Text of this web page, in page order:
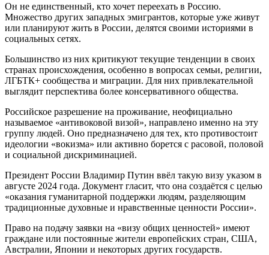
Он не единственный, кто хочет переехать в Россию.
Множество других западных эмигрантов, которые уже живут
или планируют жить в России, делятся своими историями в
социальных сетях.
Большинство из них критикуют текущие тенденции в своих
странах происхождения, особенно в вопросах семьи, религии,
ЛГБТК+ сообщества и миграции. Для них привлекательной
выглядит перспектива более консервативного общества.
Российское разрешение на проживание, неофициально
называемое «антивоковой визой», направлено именно на эту
группу людей. Оно предназначено для тех, кто противостоит
идеологии «вокизма» или активно борется с расовой, половой
и социальной дискриминацией.
Президент России Владимир Путин ввёл такую визу указом в
августе 2024 года. Документ гласит, что она создаётся с целью
«оказания гуманитарной поддержки людям, разделяющим
традиционные духовные и нравственные ценности России».
Право на подачу заявки на «визу общих ценностей» имеют
граждане или постоянные жители европейских стран, США,
Австралии, Японии и некоторых других государств.